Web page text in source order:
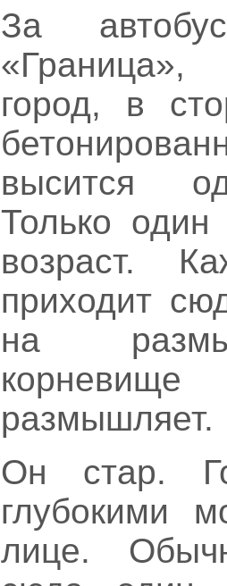
За
город, в
высится
Только один
возраст.
приходит
на
размышляет.
Он стар.
глубокими
лице.